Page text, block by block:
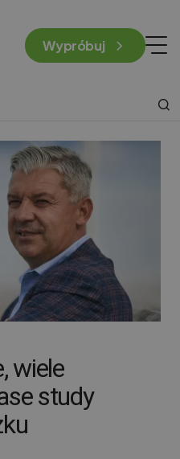
Wypróbuj
wiele
study